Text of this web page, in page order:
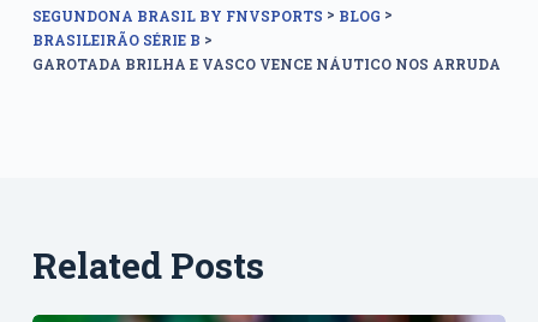
SEGUNDONA BRASIL BY FNVSPORTS > BLOG >
BRASILEIRÃO SÉRIE B >
GAROTADA BRILHA E VASCO VENCE NÁUTICO NOS ARRUDA
Related Posts